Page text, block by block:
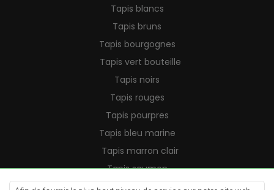
Tapis blancs
Tapis bruns
Tapis bourgognes
Tapis vert bouteille
Tapis noirs
Tapis rouges
Tapis pourpres
Tapis bleu marine
Tapis marron clair
Tapis saumon
Tapis crème